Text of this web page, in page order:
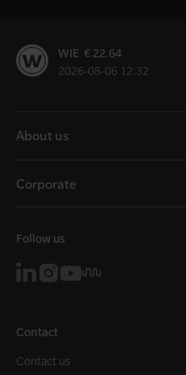
WIE € 22.64
2026-08-06 12:32
About us
Corporate
Follow us
Contact
Contact us